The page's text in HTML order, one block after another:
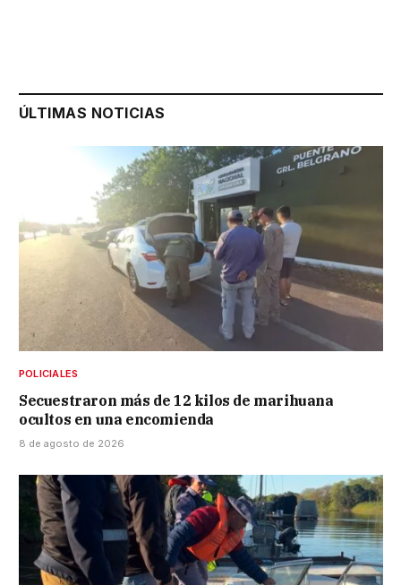
ÚLTIMAS NOTICIAS
POLICIALES
Secuestraron más de 12 kilos de marihuana
ocultos en una encomienda
8 de agosto de 2026